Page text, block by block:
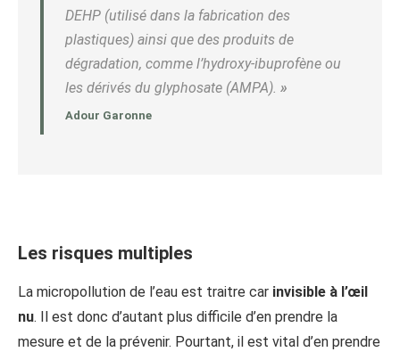
DEHP (utilisé dans la fabrication des
plastiques) ainsi que des produits de
dégradation, comme l’hydroxy-ibuprofène ou
les dérivés du glyphosate (AMPA). »
Adour Garonne
Les risques multiples
La micropollution de l’eau est traitre car invisible à l’œil
nu. Il est donc d’autant plus difficile d’en prendre la
mesure et de la prévenir. Pourtant, il est vital d’en prendre